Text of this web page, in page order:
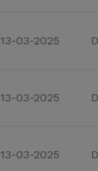
13-03-2025
13-03-2025
13-03-2025